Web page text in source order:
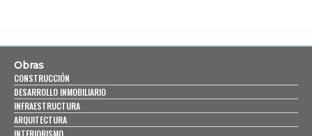
Obras
CONSTRUCCIÓN
DESARROLLO INMOBILIARIO
INFRAESTRUCTURA
ARQUITECTURA
INTERIORISMO